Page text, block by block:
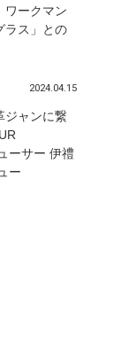
ワークマン
ラス」との
2024.04.15
ジャンに繋
ーサー 伊禮
ー